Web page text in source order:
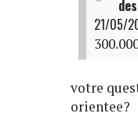
21/05/
votre
orientee?